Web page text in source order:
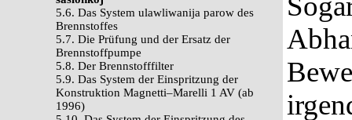
5.6. Das System ulawliwanija parow des
Brennstoffes
5.7. Die Prüfung und der Ersatz der
Brennstoffpumpe
5.8. Der Brennstofffilter
5.9. Das System der Einspritzung der
Konstruktion Magnetti–Marelli 1 AV (ab
1996)